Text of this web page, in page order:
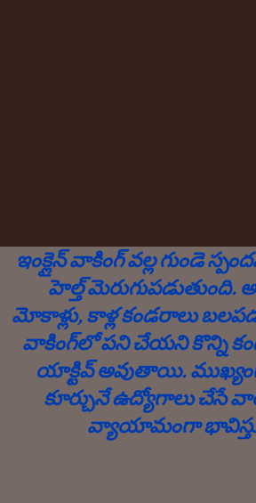
ఇంక్లైన్ వాకింగ్ వల్ల గుండె
హెల్త్ మెరుగుపడుతుంది.
మోకాళ్లు, కాళ్ల కండరాలు
వాకింగ్‌లో పని చేయని కొన్ని
యాక్టివ్ అవుతాయి.
కూర్చునే ఉద్యోగాలు చేసే